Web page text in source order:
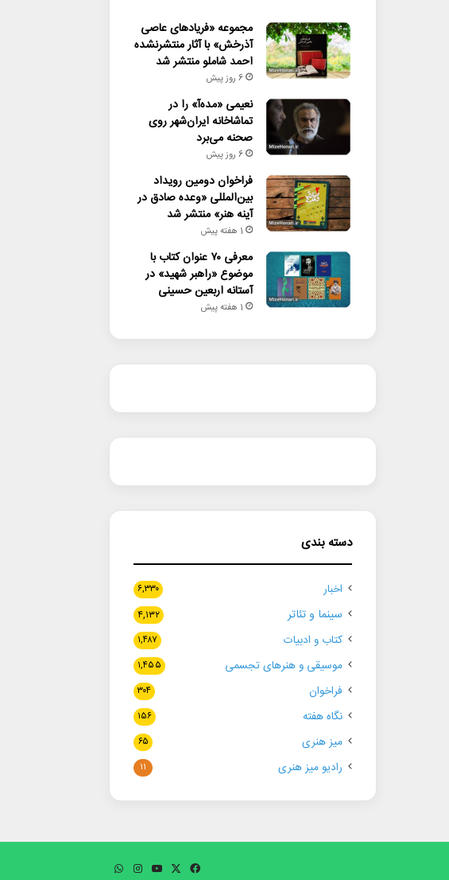
مجموعه «فریادهای عاصی
آذرخش» با آثار منتشرنشده
احمد شاملو منتشر شد
6 روز پیش
نعیمی «مده‌آ» را در
تماشاخانه ایران‌شهر روی
صحنه می‌برد
6 روز پیش
فراخوان دومین رویداد
بین‌المللی «وعده صادق در
آینه هنر» منتشر شد
1 هفته پیش
معرفی ۷۰ عنوان کتاب با
موضوع «راهبر شهید» در
آستانه اربعین حسینی
1 هفته پیش
دسته بندی
اخبار ۶,۳۳۰
سینما و تئاتر ۴,۱۳۲
کتاب و ادبیات ۱,۴۸۷
موسیقی و هنرهای تجسمی ۱,۴۵۵
فراخوان ۳۰۴
نگاه هفته ۱۵۶
میز هنری ۶۵
رادیو میز هنری ۱۱
فیسبوکایکس یوتیوباینستاگرام